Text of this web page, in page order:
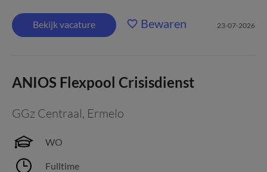
Bekijk vacature Bewaren 23-07-2026
ANIOS Flexpool Crisisdienst
GGz Centraal, Ermelo
WO
Fulltime